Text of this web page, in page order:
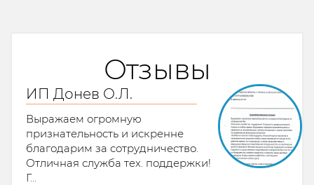
Отзывы
ИП Донев О.Л.
Выражаем огромную
признательность и искренне
благодарим за сотрудничество.
Отличная служба тех. поддержки!
Г...